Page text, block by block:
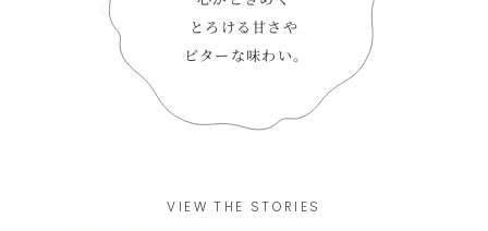
とろける甘さや
ビターな味わい。
VIEW THE STORIES